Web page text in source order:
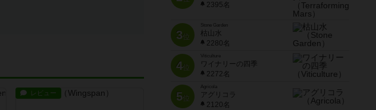
レビュー
2395名
3位
Stone Garden
枯山水
2280名
4位
Viticulture
ワイナリーの四季
2272名
5位
Agricola
アグリコラ
2120名